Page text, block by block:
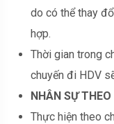
do có thể thay
hợp.
Thời gian trong
chuyến đi HDV
NHÂN SỰ
Thực hiện theo